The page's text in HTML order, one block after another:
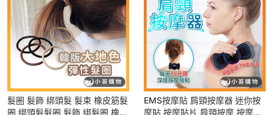
髮圈 髮飾 綁頭髮 髮束 橡皮筋髮
圈 綁頭髮髮圈 髮飾 綁髮圈 橡皮
EMS按摩貼 肩頸按摩器 迷你按
摩貼 按摩貼片 肩頸按摩 按摩貼